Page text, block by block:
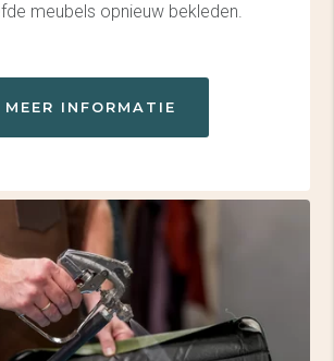
meubels opnieuw bekleden.
MEER INFORMATIE